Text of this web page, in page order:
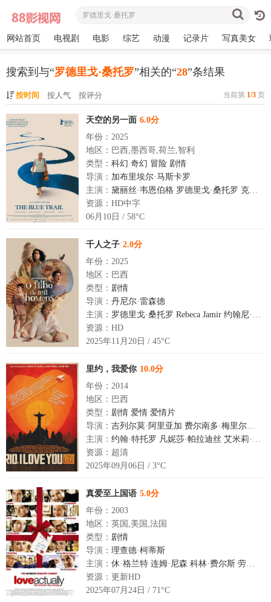
网站首页 电视剧 电影 综艺 动漫 记录片 写真美女
搜索到与“罗德里戈·桑托罗”相关的“28”条结果
按时间 按人气 按评分 当前第 1/3 页
天空的另一面 6.0分
年份：2025
地区：巴西,墨西哥,荷兰,智利
类型： 科幻 奇幻 冒险 剧情
导演： 加布里埃尔·马斯卡罗
主演： 黛丽丝·韦恩伯格 罗德里戈·桑托罗 克拉丽莎·皮涅罗
资源：HD中字
06月10日 / 58°C
千人之子 2.0分
年份：2025
地区：巴西
类型： 剧情
导演： 丹尼尔·雷森德
主演： 罗德里戈·桑托罗 Rebeca Jamir 约翰尼·马萨罗
资源：HD
2025年11月20日 / 45°C
里约，我爱你 10.0分
年份：2014
地区：巴西
类型： 剧情 爱情 爱情片
导演： 吉列尔莫·阿里亚加 费尔南多·梅里尔斯
主演： 约翰·特托罗 凡妮莎·帕拉迪丝 艾米莉·莫迪默
资源：超清
2025年09月06日 / 3°C
真爱至上国语 5.0分
年份：2003
地区：英国,美国,法国
类型： 剧情
导演： 理查德·柯蒂斯
主演： 休·格兰特 连姆·尼森 科林·费尔斯 劳拉·琳妮
资源：更新HD
2025年07月24日 / 71°C